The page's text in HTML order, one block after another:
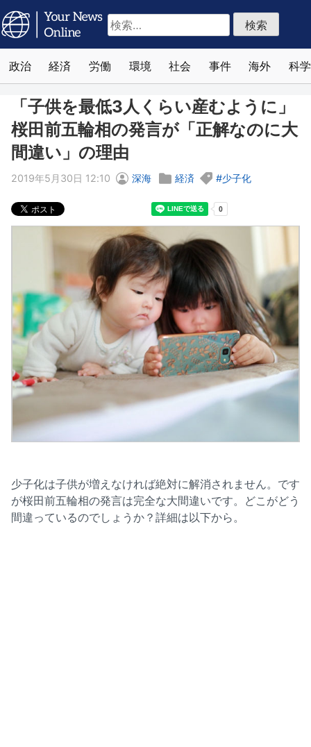
検
索:
政治 経済 労働 環境 社会 事件 海外 科学
「子供を最低3人くらい産むように」
桜田前五輪相の発言が「正解なのに大
間違い」の理由
2019年5月30日 12:10 深海 経済 少子化
少子化は子供が増えなければ絶対に解消されません。です
が桜田前五輪相の発言は完全な大間違いです。どこがどう
間違っているのでしょうか？詳細は以下から。